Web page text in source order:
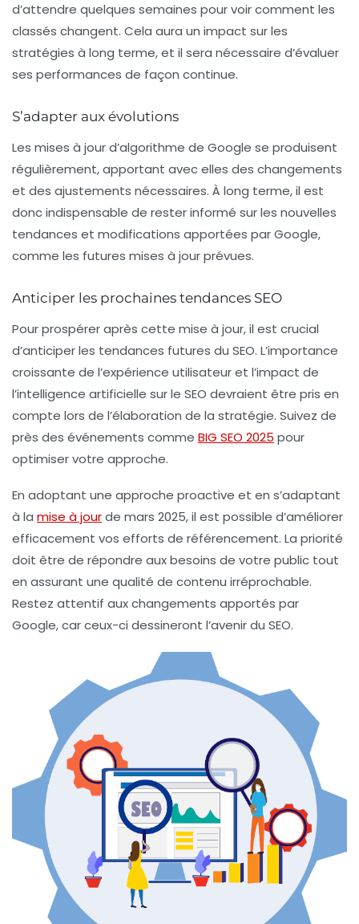
d’attendre quelques semaines pour voir comment les
classés changent. Cela aura un impact sur les
stratégies à long terme, et il sera nécessaire d’évaluer
ses performances de façon continue.
S’adapter aux évolutions
Les mises à jour d’algorithme de Google se produisent
régulièrement, apportant avec elles des changements
et des ajustements nécessaires. À long terme, il est
donc indispensable de rester informé sur les nouvelles
tendances et modifications apportées par Google,
comme les futures mises à jour prévues.
Anticiper les prochaines tendances SEO
Pour prospérer après cette mise à jour, il est crucial
d’anticiper les tendances futures du SEO. L’importance
croissante de l’expérience utilisateur et l’impact de
l’intelligence artificielle sur le SEO devraient être pris en
compte lors de l’élaboration de la stratégie. Suivez de
près des événements comme BIG SEO 2025 pour
optimiser votre approche.
En adoptant une approche proactive et en s’adaptant
à la mise à jourde mars 2025, il est possible d’améliorer
efficacement vos efforts de référencement. La priorité
doit être de répondre aux besoins de votre public tout
en assurant une qualité de contenu irréprochable.
Restez attentif aux changements apportés par
Google, car ceux-ci dessineront l’avenir du SEO.